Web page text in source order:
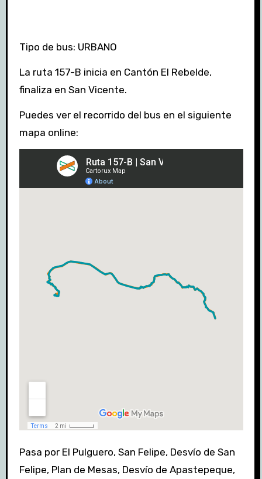
Tipo de bus: URBANO
La ruta 157-B inicia en Cantón El Rebelde,
finaliza en San Vicente.
Puedes ver el recorrido del bus en el siguiente
mapa online:
Pasa por El Pulguero, San Felipe, Desvío de San
Felipe, Plan de Mesas, Desvío de Apastepeque,